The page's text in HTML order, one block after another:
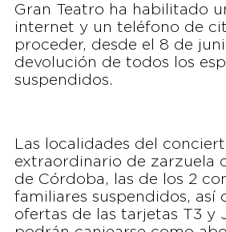
Gran Teatro ha habilitado
internet y un teléfono de
proceder, desde el 8 de
devolución de todos los
suspendidos.
Las localidades del
extraordinario de zarzuela
de Córdoba, las de los 2
familiares suspendidos, así
ofertas de las tarjetas T3 y